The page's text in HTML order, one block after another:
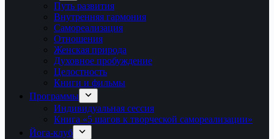
Путь развития
Внутренняя гармония
Самореализация
Отношения
Женская природа
Духовное пробуждение
Целостность
Книги и фильмы
Программы
Индивидуальная сессия
Книга «5 шагов к творческой самореализации»
Йога-клуб